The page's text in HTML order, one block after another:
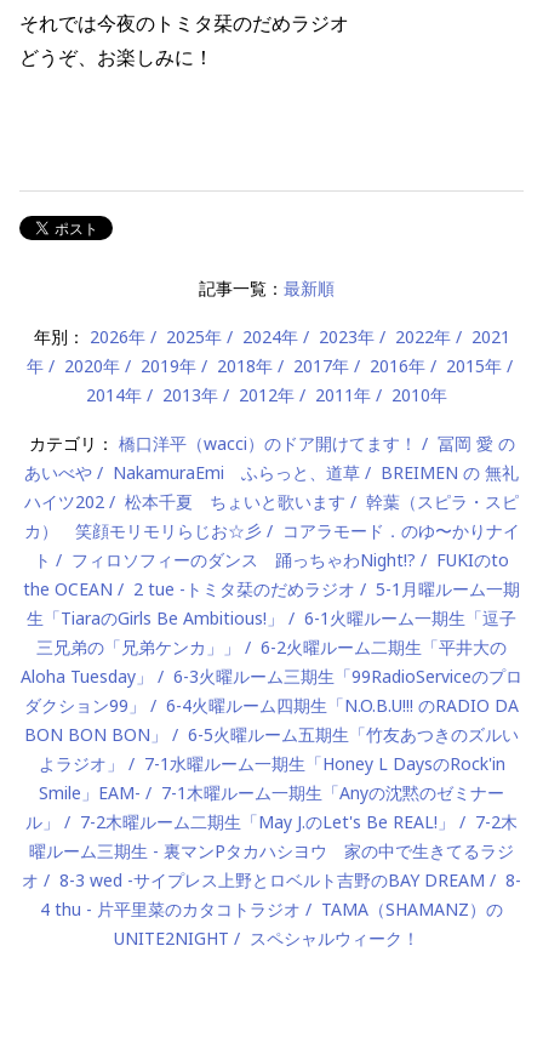
それでは今夜のトミタ栞のだめラジオ
どうぞ、お楽しみに！
記事一覧： 最新順
年別： 2026年 2025年 2024年 2023年 2022年
2021
年
2020年 2019年 2018年 2017年 2016年
2015年
2014年
2013年 2012年 2011年 2010年
カテゴリ： 橋口洋平（wacci）のドア開けてます！
冨岡 愛 の
あいべや
NakamuraEmi ふらっと、道草
BREIMEN の 無礼
ハイツ202
松本千夏 ちょいと歌います
幹葉（スピラ・スピ
カ） 笑顔モリモリらじお☆彡
コアラモード．のゆ〜かりナイ
ト
フィロソフィーのダンス 踊っちゃわNight!?
FUKIのto
the OCEAN
2 tue -トミタ栞のだめラジオ
5-1月曜ルーム一期
生「TiaraのGirls Be Ambitious!」
6-1火曜ルーム一期生「逗子
三兄弟の「兄弟ケンカ」」
6-2火曜ルーム二期生「平井大の
Aloha Tuesday」
6-3火曜ルーム三期生「99RadioServiceのプロ
ダクション99」
6-4火曜ルーム四期生「N.O.B.U!!! のRADIO DA
BON BON BON」
6-5火曜ルーム五期生「竹友あつきのズルい
よラジオ」
7-1水曜ルーム一期生「Honey L DaysのRock'in
Smile」EAM-
7-1木曜ルーム一期生「Anyの沈黙のゼミナー
ル」
7-2木曜ルーム二期生「May J.のLet's Be REAL!」
7-2木
曜ルーム三期生 - 裏マンPタカハシヨウ 家の中で生きてるラジ
オ
8-3 wed -サイプレス上野とロベルト吉野のBAY DREAM
8-
4 thu - 片平里菜のカタコトラジオ
TAMA（SHAMANZ）の
UNITE2NIGHT
スペシャルウィーク！